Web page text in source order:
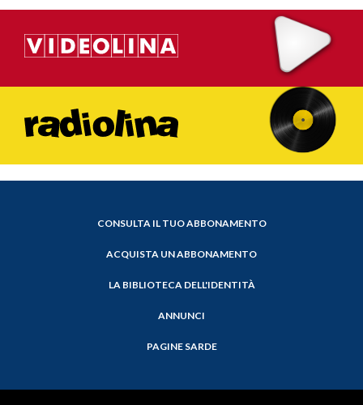
CONSULTA IL TUO ABBONAMENTO
ACQUISTA UN ABBONAMENTO
LA BIBLIOTECA DELL'IDENTITÀ
ANNUNCI
PAGINE SARDE